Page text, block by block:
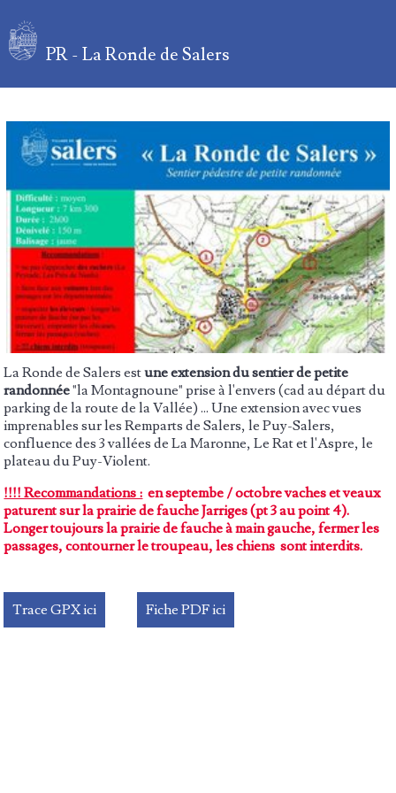
PR - La Ronde de Salers
La Ronde de Salers estune extension du sentier de petite
randonnée"la Montagnoune" prise à l'envers (cad au départ du
parking de la route de la Vallée) ... Une extension avec vues
imprenables sur les Remparts de Salers, le Puy-Salers,
confluence des 3 vallées de La Maronne, Le Rat et l'Aspre, le
plateau du Puy-Violent.
!!!! Recommandations : en septembe / octobre vaches et veaux
paturent sur la prairie de fauche Jarriges (pt 3 au point 4).
Longer toujours la prairie de fauche à main gauche, fermer les
passages, contourner le troupeau, les chiens sont interdits.
Trace GPX ici Fiche PDF ici